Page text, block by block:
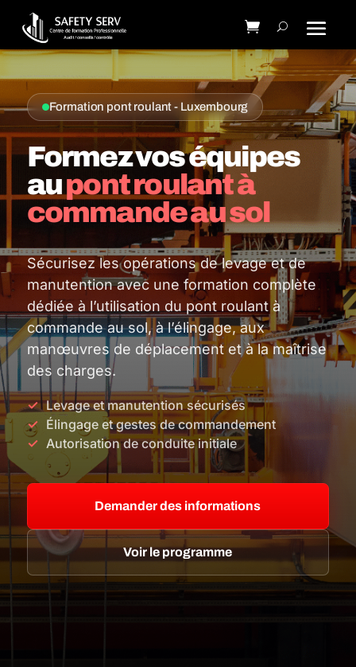
Formation pont roulant - Luxembourg
Formez vos équipes
aupont roulant à
commande au sol
Sécurisez les opérations de levage et de
manutention avec une formation complète
dédiée à l’utilisation du pont roulant à
commande au sol, à l’élingage, aux
manœuvres de déplacement et à la maîtrise
des charges.
Levage et manutention sécurisés
Élingage et gestes de commandement
Autorisation de conduite initiale
Demander des informations
Voir le programme